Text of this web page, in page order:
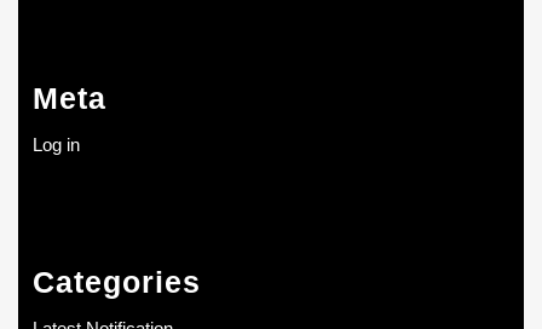
Meta
Log in
Categories